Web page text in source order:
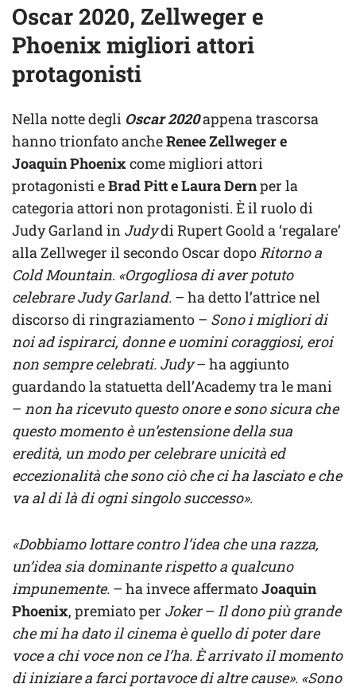
Oscar 2020, Zellweger e
Phoenix migliori attori
protagonisti
Nella notte degli Oscar 2020appena trascorsa
hanno trionfato ancheRenee Zellweger e
Joaquin Phoenixcome migliori attori
protagonisti eBrad Pitt e Laura Dernper la
categoria attori non protagonisti. È il ruolo di
Judy Garland in Judydi Rupert Goold a ‘regalare’
alla Zellweger il secondo Oscar dopo Ritorno a
Cold Mountain. «Orgogliosa di aver potuto
celebrare Judy Garland. – ha detto l’attrice nel
discorso di ringraziamento – Sono i migliori di
noi ad ispirarci, donne e uomini coraggiosi, eroi
non sempre celebrati. Judy– ha aggiunto
guardando la statuetta dell’Academy tra le mani
– non ha ricevuto questo onore e sono sicura che
questo momento è un’estensione della sua
eredità, un modo per celebrare unicità ed
eccezionalità che sono ciò che ci ha lasciato e che
va al di là di ogni singolo successo».
«Dobbiamo lottare contro l’idea che una razza,
un’idea sia dominante rispetto a qualcuno
impunemente. – ha invece affermatoJoaquin
Phoenix, premiato per Joker– Il dono più grande
che mi ha dato il cinema è quello di poter dare
voce a chi voce non ce l’ha. È arrivato il momento
di iniziare a farci portavoce di altre cause». «Sono